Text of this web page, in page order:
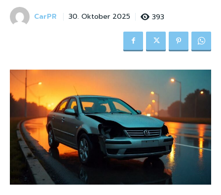
CarPR 30. Oktober 2025 393